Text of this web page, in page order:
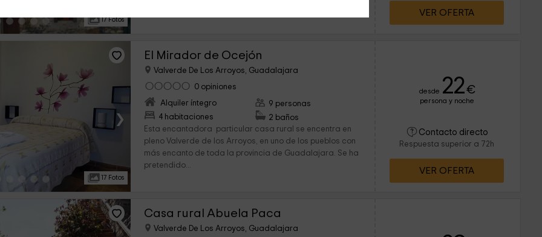
17 Fotos
VER OFERTA
›
17 Fotos
El Mirador de Ocejón
Valverde De Los Arroyos, Guadalajara
0 opiniones
Alquiler íntegro
4 habitaciones
9 personas
2 baños
Esta encantadora particular casa rural se encentra en
pleno Valverde de los Arroyos, en uno de los pueblos con
más encanto de toda la provincia de Guadalajara. Se ha
pretendido...
desde 22€
persona y noche
Contacto directo
Respuesta superior a 72h
VER OFERTA
Casa rural Abuela Paca
Valverde De Los Arroyos, Guadalajara